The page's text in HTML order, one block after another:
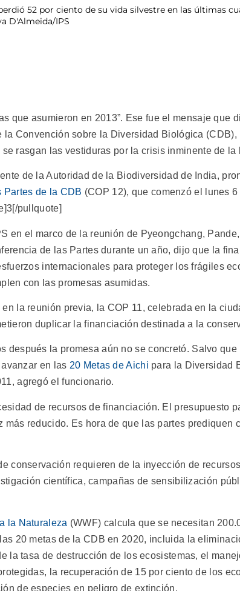
52 por ciento de su vida silvestre en las últimas
D'Almeida/IPS
que asumieron en 2013”. Ese fue el mensaje que
la Convención sobre la Diversidad Biológica (CDB),
rasgan las vestiduras por la crisis inminente de
de la Autoridad de la Biodiversidad de India,
Partes de la CDB (COP 12), que comenzó el lunes
pullquote]
en el marco de la reunión de Pyeongchang,
de las Partes durante un año, dijo que la
internacionales para proteger los frágiles
con las promesas asumidas.
la reunión previa, la COP 11, celebrada en la
duplicar la financiación destinada a la
después la promesa aún no se concretó. Salvo
en las 20 Metas de Aichi para la Diversidad
agregó el funcionario.
de recursos de financiación. El presupuesto
más reducido. Es hora de que las partes prediquen
conservación requieren de la inyección de
científica, campañas de sensibilización
la Naturaleza (WWF) calcula que se necesitan
20 metas de la CDB en 2020, incluida la
la tasa de destrucción de los ecosistemas, el
la recuperación de 15 por ciento de los
de especies en peligro de extinción.